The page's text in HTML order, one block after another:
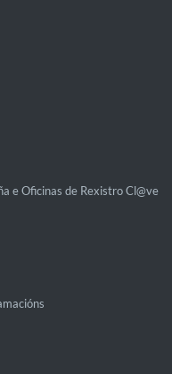
e Oficinas de Rexistro Cl@ve